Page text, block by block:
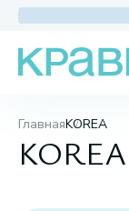
ГлавнаяKOREA
KOREA